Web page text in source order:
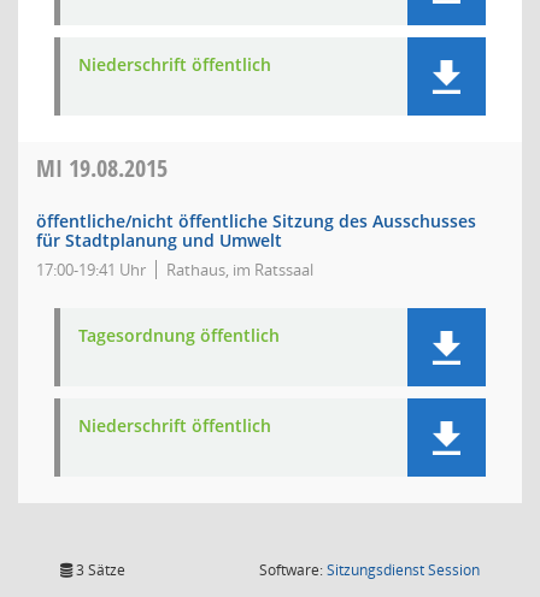
Niederschrift öffentlich
MI 19.08.2015
öffentliche/nicht öffentliche Sitzung des Ausschusses
für Stadtplanung und Umwelt
17:00-19:41 Uhr Rathaus, im Ratssaal
Tagesordnung öffentlich
Niederschrift öffentlich
3 Sätze Software:SitzungsdienstSession(Wird in